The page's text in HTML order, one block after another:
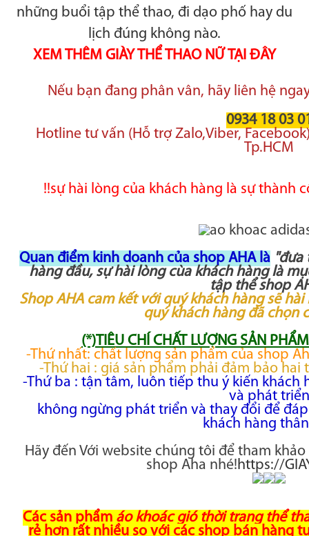
những buổi tập thể thao, đi dạo phố hay du
lịch đúng không nào.
XEM THÊM GIÀY THỂ THAO NỮ TẠI ĐÂY
Nếu bạn đang phân vân, hãy liên hệ
0934 18 03
Hotline tư vấn (Hỗ trợ Zalo,Viber,
Tp.HCM
!!sự hài lòng của khách hàng là sự thành
Quan điểm kinh doanh của shop AHA là "đưa
hàng đầu, sự hài lòng cùa khách hàng là
tập thể shop
Shop AHA cam kết với quý khách hàng sẽ
quý khách hàng đã chọn
(*)TIÊU CHÍ CHẤT LƯỢNG SẢN
-Thứ nhất: chất lượng sản phẩm của shop
-Thứ hai : giá sản phẩm phải đảm bảo
-Thứ ba : tận tâm, luôn tiếp thu ý kiến khách
và phát triển
không ngừng phát triển và thay đổi để
khách hàng
Hãy đến Với website chúng tôi để tham
shop Aha nhé!https://
Các sản phẩm áo khoác gió thời trang thể
rẻ hơn rất nhiều so với các shop bán hàng